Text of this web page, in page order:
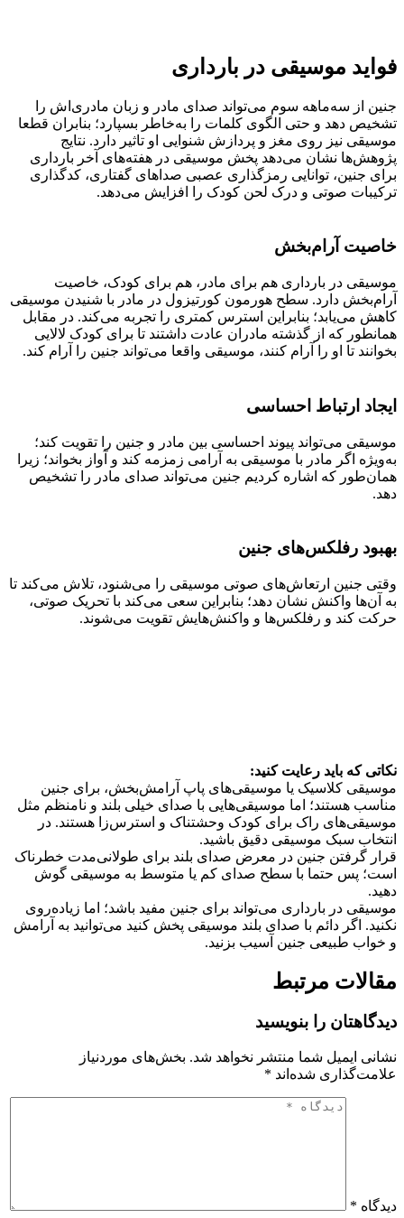
فواید موسیقی در بارداری
جنین از سه‌ماهه سوم می‌تواند صدای مادر و زبان مادری‌اش را
تشخیص دهد و حتی الگوی کلمات را به‌خاطر بسپارد؛ بنابران قطعا
موسیقی نیز روی مغز و پردازش شنوایی او تاثیر دارد. نتایج
پژوهش‌ها نشان می‌دهد پخش موسیقی در هفته‌های آخر بارداری
برای جنین، توانایی رمزگذاری عصبی صداهای گفتاری، کدگذاری
ترکیبات صوتی و درک لحن کودک را افزایش می‌دهد.
خاصیت آرام‌بخش
موسیقی در بارداری هم برای مادر، هم برای کودک، خاصیت
آرام‌بخش دارد. سطح هورمون کورتیزول در مادر با شنیدن موسیقی
کاهش می‌یابد؛ بنابراین استرس کمتری را تجربه می‌کند. در مقابل
همانطور که از گذشته مادران عادت داشتند تا برای کودک لالایی
بخوانند تا او را آرام کنند، موسیقی واقعا می‌تواند جنین را آرام کند.
ایجاد ارتباط احساسی
موسیقی می‌تواند پیوند احساسی بین مادر و جنین را تقویت کند؛
به‌ویژه اگر مادر با موسیقی به آرامی زمزمه کند و آواز بخواند؛ زیرا
همان‌طور که اشاره کردیم جنین می‌تواند صدای مادر را تشخیص
دهد.
بهبود رفلکس‌های جنین
وقتی جنین ارتعاش‌های صوتی موسیقی را می‌شنود، تلاش می‌کند تا
به آن‌ها واکنش نشان دهد؛ بنابراین سعی می‌کند با تحریک صوتی،
حرکت کند و رفلکس‌ها و واکنش‌هایش تقویت می‌شوند.
نکاتی که باید رعایت کنید:
موسیقی کلاسیک یا موسیقی‌های پاپ آرامش‌بخش، برای جنین
مناسب هستند؛ اما موسیقی‌هایی با صدای خیلی بلند و نامنظم مثل
موسیقی‌های راک برای کودک وحشتناک و استرس‌زا هستند. در
انتخاب سبک موسیقی دقیق باشید.
قرار گرفتن جنین در معرض صدای بلند برای طولانی‌مدت خطرناک
است؛ پس حتما با سطح صدای کم یا متوسط به موسیقی گوش
دهید.
موسیقی در بارداری می‌تواند برای جنین مفید باشد؛ اما زیاده‌روی
نکنید. اگر دائم با صدای بلند موسیقی پخش کنید می‌توانید به آرامش
و خواب طبیعی جنین آسیب بزنید.
مقالات مرتبط
دیدگاهتان را بنویسید
نشانی ایمیل شما منتشر نخواهد شد. بخش‌های موردنیاز
علامت‌گذاری شده‌اند *
دیدگاه *